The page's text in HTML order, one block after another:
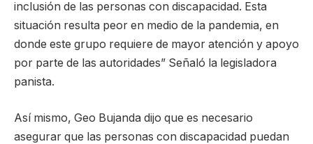
inclusión de las personas con discapacidad. Esta
situación resulta peor en medio de la pandemia, en
donde este grupo requiere de mayor atención y apoyo
por parte de las autoridades” Señaló la legisladora
panista.
Así mismo, Geo Bujanda dijo que es necesario
asegurar que las personas con discapacidad puedan